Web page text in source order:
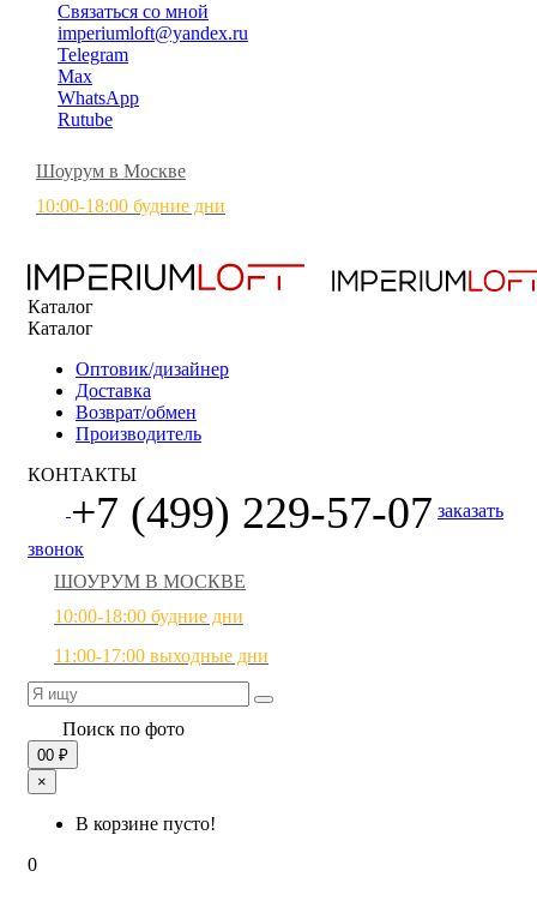
Связаться со мной
imperiumloft@yandex.ru
Telegram
Max
WhatsApp
Rutube
Шоурум в Москве
10:00-18:00 будние дни
Каталог
Каталог
Оптовик/дизайнер
Доставка
Возврат/обмен
Производитель
КОНТАКТЫ
+7 (499) 229-57-07 заказать
звонок
ШОУРУМ В МОСКВЕ
10:00-18:00 будние дни
11:00-17:00 выходные дни
Поиск по фото
00 ₽
×
В корзине пусто!
0